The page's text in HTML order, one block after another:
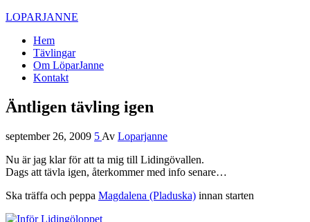
LOPARJANNE
Hem
Tävlingar
Om LöparJanne
Kontakt
Äntligen tävling igen
september 26, 2009 5 Av Loparjanne
Nu är jag klar för att ta mig till Lidingövallen.
Dags att tävla igen, återkommer med info senare…
Ska träffa och peppa Magdalena (Pladuska) innan starten